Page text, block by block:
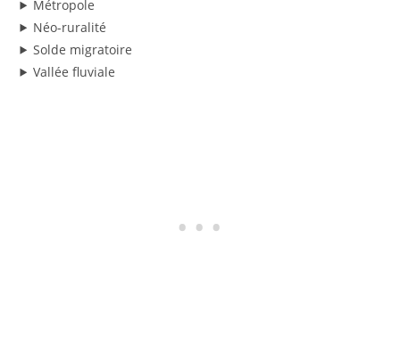
Métropole
Néo-ruralité
Solde migratoire
Vallée fluviale